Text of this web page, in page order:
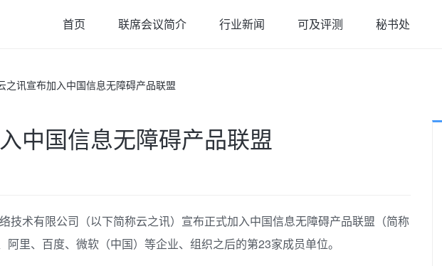
首页 联席会议简介 行业新闻 可及评测 秘书处
之讯宣布加入中国信息无障碍产品联盟
中国信息无障碍产品联盟
技术有限公司（以下简称云之讯）宣布正式加入中国信息无障碍产品联盟（简称
里、百度、微软（中国）等企业、组织之后的第23家成员单位。